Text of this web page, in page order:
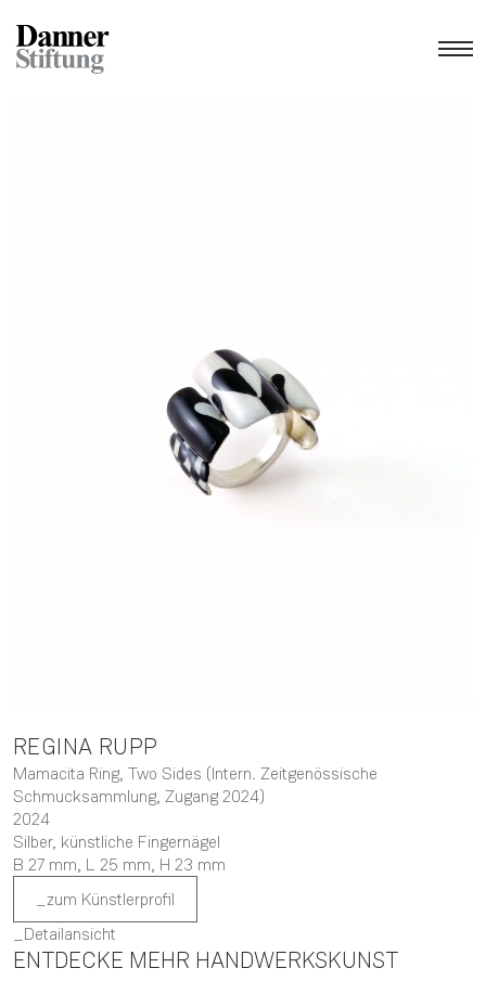
REGINA RUPP
Mamacita Ring, Two Sides (Intern. Zeitgenössische
Schmucksammlung, Zugang 2024)
2024
Silber, künstliche Fingernägel
B 27 mm, L 25 mm, H 23 mm
zum Künstlerprofil
Detailansicht
ENTDECKE MEHR HANDWERKSKUNST